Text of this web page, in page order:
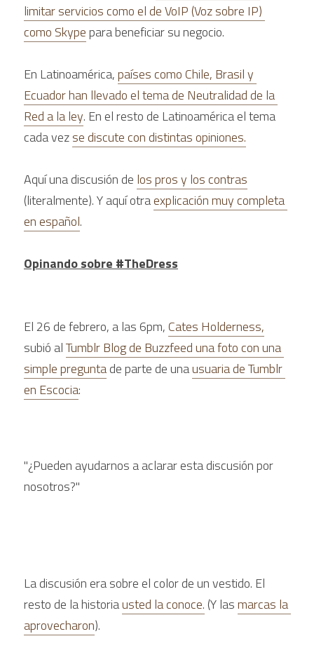
limitar servicios como el de VoIP (Voz sobre IP)
como Skype para beneficiar su negocio.
En Latinoamérica, países como Chile, Brasil y
Ecuador han llevado el tema de Neutralidad de la
Red a la ley. En el resto de Latinoamérica el tema
cada vez se discute con distintas opiniones.
Aquí una discusión de los pros y los contras
(literalmente). Y aquí otra explicación muy completa
en español.
Opinando sobre #TheDress
El 26 de febrero, a las 6pm, Cates Holderness,
subió al Tumblr Blog de Buzzfeed una foto con una
simple pregunta de parte de una usuaria de Tumblr
en Escocia:
"¿Pueden ayudarnos a aclarar esta discusión por
nosotros?"
La discusión era sobre el color de un vestido. El
resto de la historia usted la conoce. (Y las marcas la
aprovecharon).